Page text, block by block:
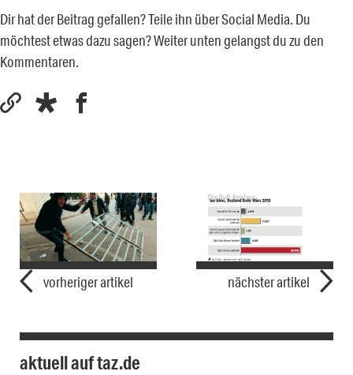
Dir hat der Beitrag gefallen? Teile ihn über Social Media. Du
möchtest etwas dazu sagen? Weiter unten gelangst du zu den
Kommentaren.
vorheriger artikel nächster artikel
aktuell auf taz.de